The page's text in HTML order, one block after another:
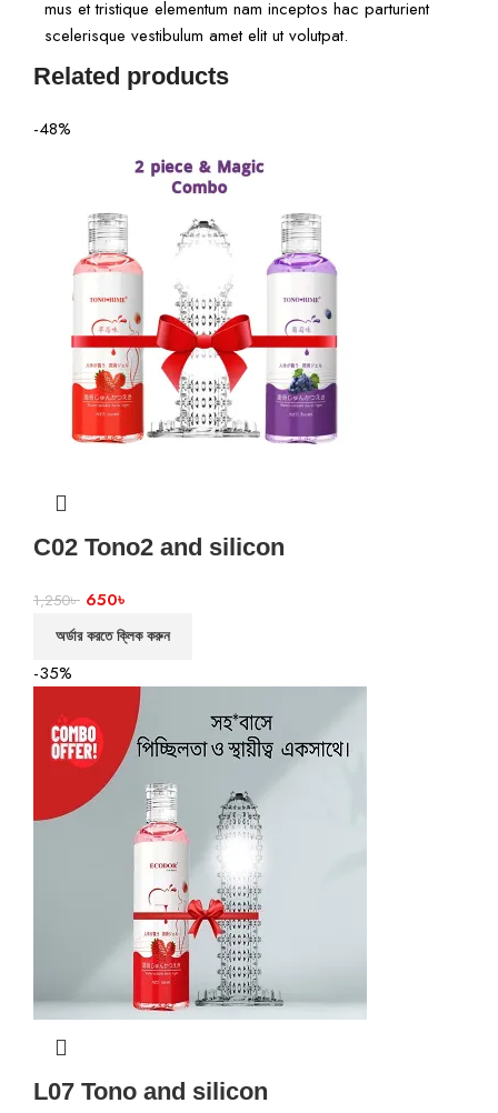
mus et tristique elementum nam inceptos hac parturient
scelerisque vestibulum amet elit ut volutpat.
Related products
-48%
C02 Tono2 and silicon
1,250৳ 650৳
অর্ডার করতে ক্লিক করুন
-35%
L07 Tono and silicon